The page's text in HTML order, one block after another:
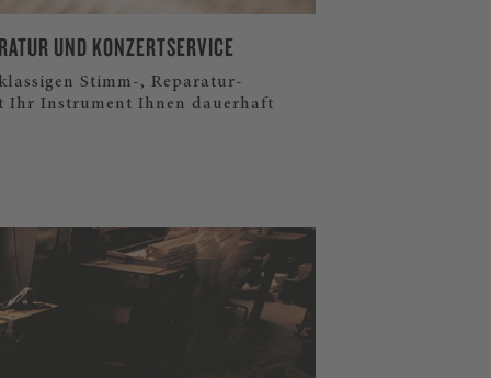
UND KONZERTSERVICE
Stimm-, Reparatur-
Ihr Instrument Ihnen dauerhaft